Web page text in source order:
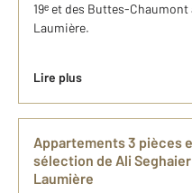
19ᵉ et des Buttes-Chaumont
Laumière.
Lire plus
Appartements 3 pièces
sélection de Ali Seghaier
Laumière